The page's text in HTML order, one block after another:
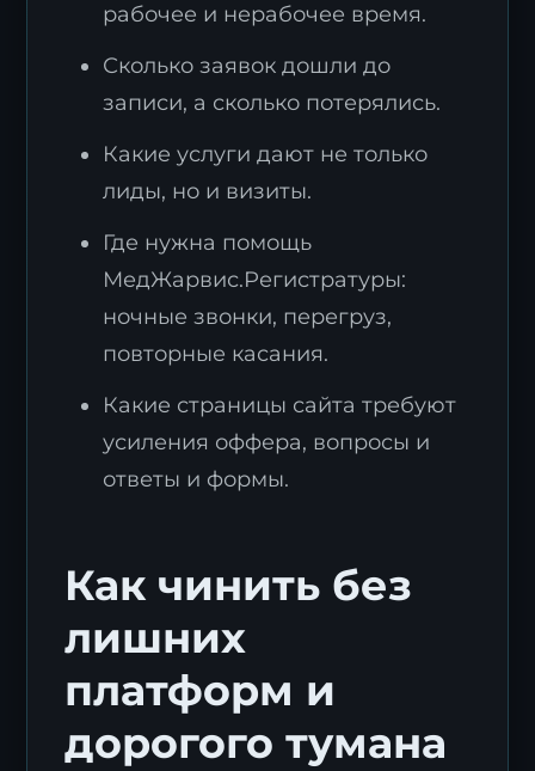
рабочее и нерабочее время.
Сколько заявок дошли до
записи, а сколько потерялись.
Какие услуги дают не только
лиды, но и визиты.
Где нужна помощь
МедЖарвис.Регистратуры:
ночные звонки, перегруз,
повторные касания.
Какие страницы сайта требуют
усиления оффера, вопросы и
ответы и формы.
Как чинить без
лишних
платформ и
дорогого тумана